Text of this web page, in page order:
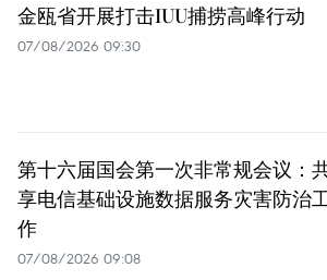
金瓯省开展打击IUU捕捞高峰行动
07/08/2026 09:30
第十六届国会第一次非常规会议：
享电信基础设施数据服务灾害防治
作
07/08/2026 09:08